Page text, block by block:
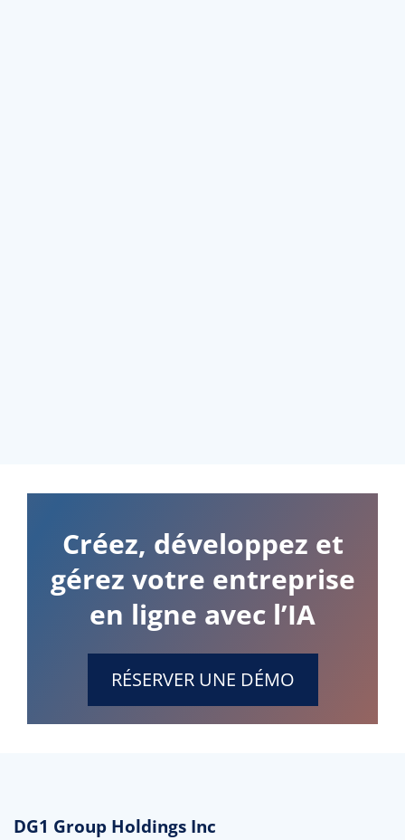
Créez, développez et
gérez votre entreprise
en ligne avec l’IA
RÉSERVER UNE DÉMO
DG1 Group Holdings Inc